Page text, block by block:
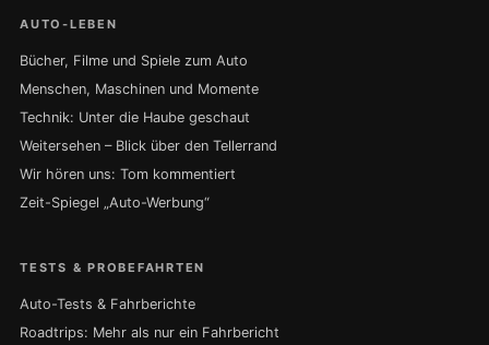
AUTO-LEBEN
Bücher, Filme und Spiele zum Auto
Menschen, Maschinen und Momente
Technik: Unter die Haube geschaut
Weitersehen – Blick über den Tellerrand
Wir hören uns: Tom kommentiert
Zeit-Spiegel „Auto-Werbung“
TESTS & PROBEFAHRTEN
Auto-Tests & Fahrberichte
Roadtrips: Mehr als nur ein Fahrbericht